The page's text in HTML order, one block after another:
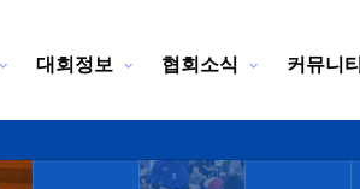
대회정보 협회소식 커뮤니티